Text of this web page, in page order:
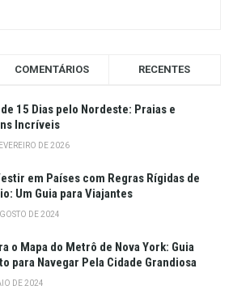
COMENTÁRIOS RECENTES
15 Dias pelo Nordeste: Praias e
Incríveis
DE 2026
em Países com Regras Rígidas de
Um Guia para Viajantes
DE 2024
o Mapa do Metrô de Nova York: Guia
para Navegar Pela Cidade Grandiosa
DE 2024